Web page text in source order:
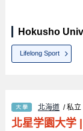
Hokusho
Lifelong Sport
北海道 / 私立
北星学園大学|